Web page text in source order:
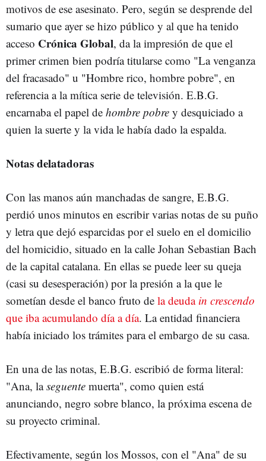
motivos de ese asesinato. Pero, según se desprende del
sumario que ayer se hizo público y al que ha tenido
acceso Crónica Global, da la impresión de que el
primer crimen bien podría titularse como "La venganza
del fracasado" u "Hombre rico, hombre pobre", en
referencia a la mítica serie de televisión. E.B.G.
encarnaba el papel de hombre pobre y desquiciado a
quien la suerte y la vida le había dado la espalda.
Notas delatadoras
Con las manos aún manchadas de sangre, E.B.G.
perdió unos minutos en escribir varias notas de su puño
y letra que dejó esparcidas por el suelo en el domicilio
del homicidio, situado en la calle Johan Sebastian Bach
de la capital catalana. En ellas se puede leer su queja
(casi su desesperación) por la presión a la que le
sometían desde el banco fruto de la deuda in crescendo
que iba acumulando día a día. La entidad financiera
había iniciado los trámites para el embargo de su casa.
En una de las notas, E.B.G. escribió de forma literal:
"Ana, laseguente muerta", como quien está
anunciando, negro sobre blanco, la próxima escena de
su proyecto criminal.
Efectivamente, según los Mossos, con el "Ana" de su